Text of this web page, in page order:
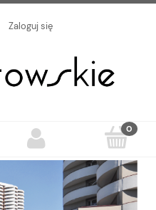
Zaloguj się